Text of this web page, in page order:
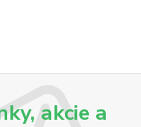
akcie a